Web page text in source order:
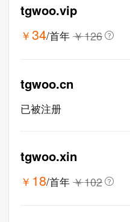
tgwoo.vip
￥ 34/首年 ￥126
tgwoo.cn
已被注册
tgwoo.xin
￥ 18/首年 ￥102